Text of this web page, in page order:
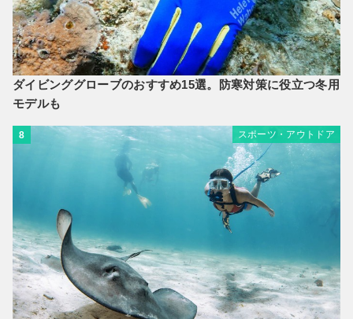
ダイビンググローブのおすすめ15選。防寒対策に役立つ冬用
モデルも
8 スポーツ・アウトドア